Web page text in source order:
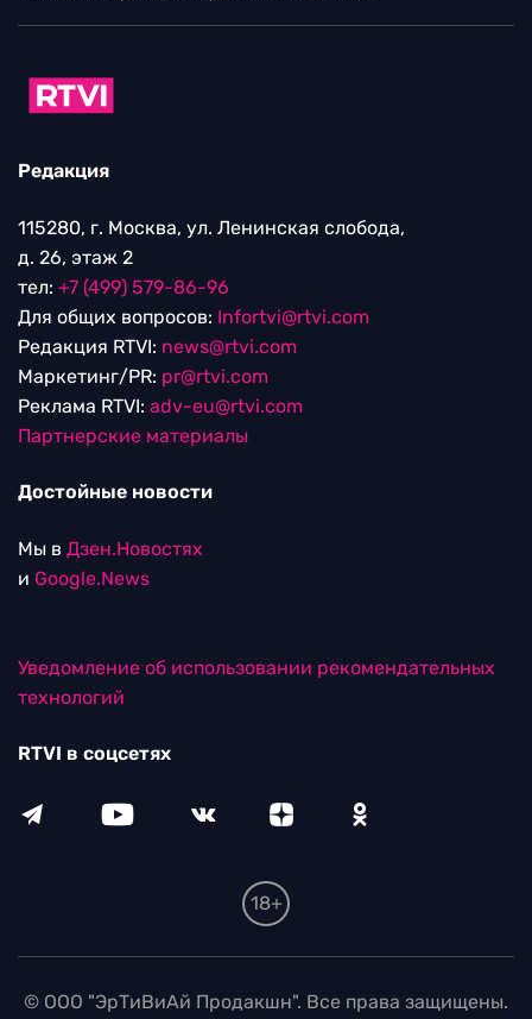
Редакция
115280, г. Москва, ул. Ленинская слобода,
д. 26, этаж 2
тел: +7 (499) 579-86-96
Для общих вопросов: Infortvi@rtvi.com
Редакция RTVI: news@rtvi.com
Маркетинг/PR: pr@rtvi.com
Реклама RTVI: adv-eu@rtvi.com
Партнерские материалы
Достойные новости
Мы в Дзен.Новостях
и Google.News
Уведомление об использовании рекомендательных
технологий
RTVI в соцсетях
18+
© ООО "ЭрТиВиАй Продакшн". Все права защищены.